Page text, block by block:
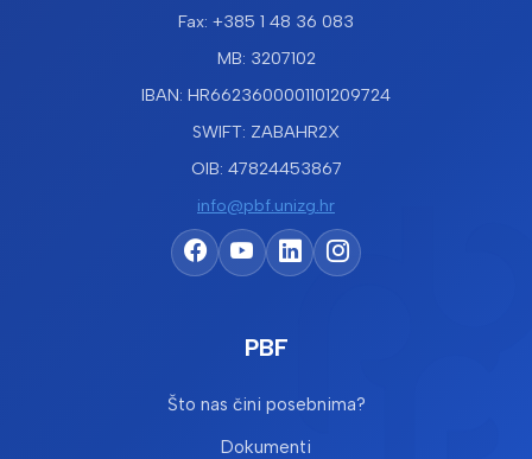
Fax: +385 1 48 36 083
MB: 3207102
IBAN: HR6623600001101209724
SWIFT: ZABAHR2X
OIB: 47824453867
info@pbf.unizg.hr
PBF
Što nas čini posebnima?
Dokumenti